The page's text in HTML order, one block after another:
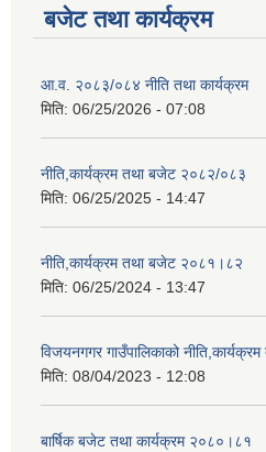
बजेट तथा कार्यक्रम
आ.व. २०८३/०८४ नीति तथा कार्यक्रम
मिति: 06/25/2026 - 07:08
नीति,कार्यक्रम तथा बजेट २०८२/०८३
मिति: 06/25/2025 - 14:47
नीति,कार्यक्रम तथा बजेट २०८१।८२
मिति: 06/25/2024 - 13:47
विजयनगगर गाउँपालिकाको
मिति: 08/04/2023 - 12:08
बार्षिक बजेट तथा कार्यक्रम २०८०।८१